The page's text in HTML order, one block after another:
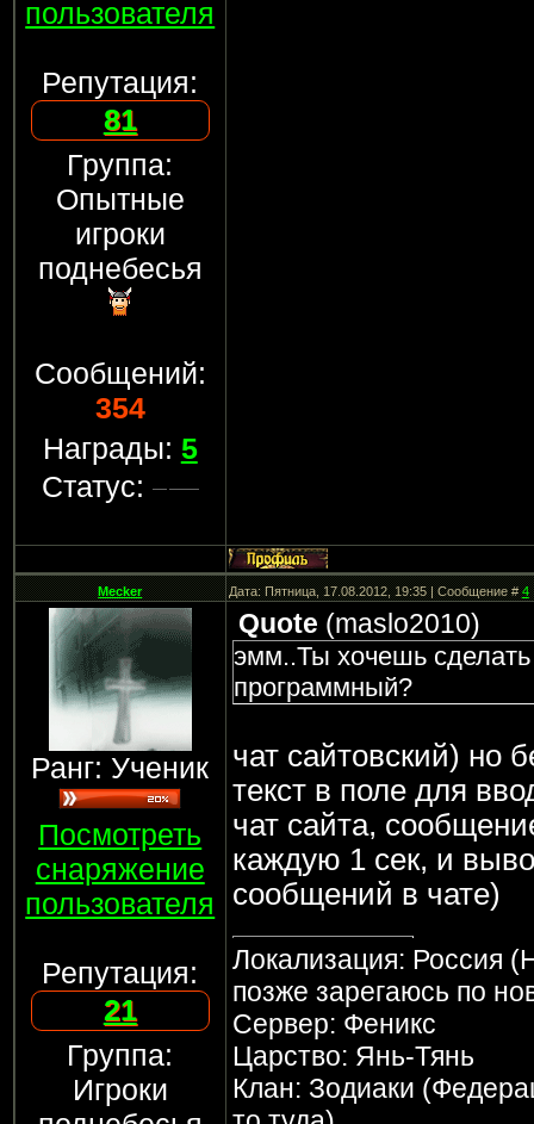
пользователя
Репутация:
81
Группа:
Опытные
игроки
поднебесья
Сообщений:
354
Награды: 5
Статус:
Mecker Дата: Пятница, 17.08.2012, 19:35 | Сообщение #4
Ранг: Ученик
Посмотреть
снаряжение
пользователя
Репутация:
21
Группа:
Игроки
Quote (maslo2010)
эмм..Ты хочешь сделать
программный?
чат сайтовский) но
текст в поле для
чат сайта,
каждую 1 сек, и
сообщений в чате)
Локализация: Россия
позже зарегаюсь по
Сервер: Феникс
Царство: Янь-Тянь
Клан: Зодиаки